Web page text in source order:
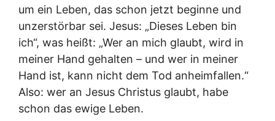
um ein Leben, das schon jetzt beginne und
unzerstörbar sei. Jesus: „Dieses Leben bin
ich“, was heißt: „Wer an mich glaubt, wird in
meiner Hand gehalten – und wer in meiner
Hand ist, kann nicht dem Tod anheimfallen.“
Also: wer an Jesus Christus glaubt, habe
schon das ewige Leben.